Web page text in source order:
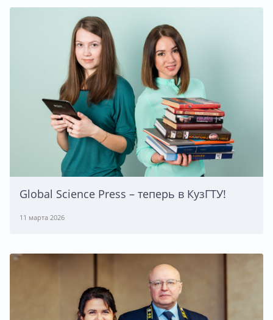
Global Science Press – теперь в КузГТУ!
11 марта 2026